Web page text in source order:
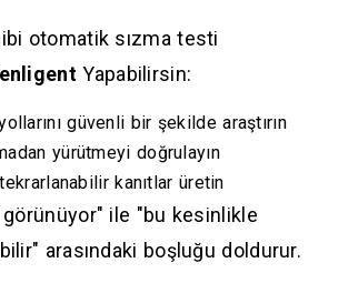
otomatik sızma testi
Yapabilirsin:
güvenli bir şekilde araştırın
yürütmeyi doğrulayın
kanıtlar üretin
ile "bu kesinlikle
arasındaki boşluğu doldurur.